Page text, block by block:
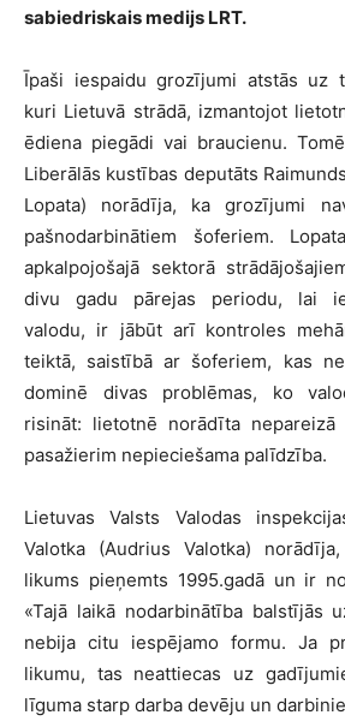
sabiedriskais medijs LRT.
Īpaši iespaidu grozījumi atstās uz
kuri Lietuvā strādā, izmantojot
ēdiena piegādi vai braucienu.
Liberālās kustības deputāts
Lopata) norādīja, ka grozījumi
pašnodarbinātiem šoferiem.
apkalpojošajā sektorā
divu gadu pārejas periodu, lai
valodu, ir jābūt arī kontroles
teiktā, saistībā ar šoferiem, kas
dominē divas problēmas, ko
risināt: lietotnē norādīta nepareizā
pasažierim nepieciešama palīdzība.
Lietuvas Valsts Valodas
Valotka (Audrius Valotka)
likums pieņemts 1995.gadā un ir
«Tajā laikā nodarbinātība balstījās
nebija citu iespējamo formu. Ja
likumu, tas neattiecas uz
līguma starp darba devēju un